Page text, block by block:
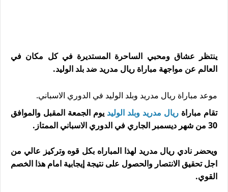
ينتظر عشاق ومحبي الساحرة المستديرة في كل مكان في
العالم عن مواجهة مباراة ريال مدريد ضد بلد الوليد.
موعد مباراة ريال مدريد وبلد الوليد في الدوري الاسباني.
تقام مباراة ريال مدريد وبلد الوليد يوم الجمعة المقبل والموافق
30 من شهر ديسمبر الجاري في الدوري الاسباني الممتاز.
ويحضر نادي ريال مدريد لهذا المباراه بكل قوه وتركيز عالي من
اجل تحقيق الانتصار والحصول على نتيجة إيجابية امام هذا الخصم
القوي.